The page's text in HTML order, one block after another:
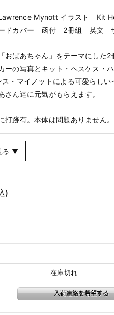
Mynott イラスト Kit
ドカバー 函付 2冊組 英文
おばあちゃん」をテーマにした
ーの写真とキット・ヘスケス・
・マイノットによる可愛らし
さん達に元気がもらえます。
打跡有。本体は問題ありません。
る ▼
)
在庫切れ